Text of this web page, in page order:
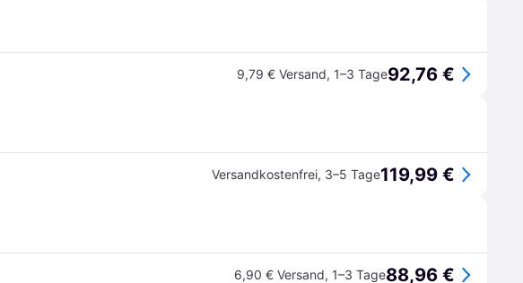
9,79 € Versand, 1–3 Tage92,76 €
Versandkostenfrei, 3–5 Tage119,99 €
6,90 € Versand, 1–3 Tage88,96 €